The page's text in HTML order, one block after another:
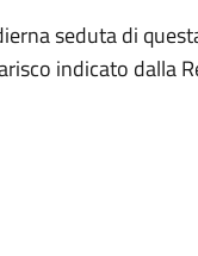
seduta di
indicato dalla